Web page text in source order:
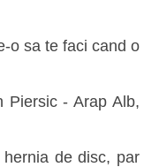
o sa te faci cand o
Piersic - Arap Alb,
de disc, par